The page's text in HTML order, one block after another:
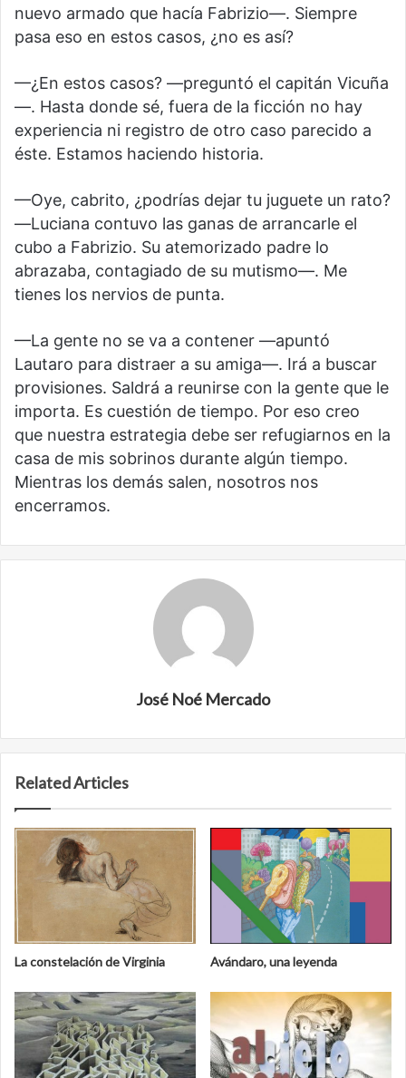
nuevo armado que hacía Fabrizio—. Siempre
pasa eso en estos casos, ¿no es así?
—¿En estos casos? —preguntó el capitán Vicuña
—. Hasta donde sé, fuera de la ficción no hay
experiencia ni registro de otro caso parecido a
éste. Estamos haciendo historia.
—Oye, cabrito, ¿podrías dejar tu juguete un rato?
—Luciana contuvo las ganas de arrancarle el
cubo a Fabrizio. Su atemorizado padre lo
abrazaba, contagiado de su mutismo—. Me
tienes los nervios de punta.
—La gente no se va a contener —apuntó
Lautaro para distraer a su amiga—. Irá a buscar
provisiones. Saldrá a reunirse con la gente que le
importa. Es cuestión de tiempo. Por eso creo
que nuestra estrategia debe ser refugiarnos en la
casa de mis sobrinos durante algún tiempo.
Mientras los demás salen, nosotros nos
encerramos.
José Noé Mercado
Related Articles
La constelación de Virginia Avándaro, una leyenda